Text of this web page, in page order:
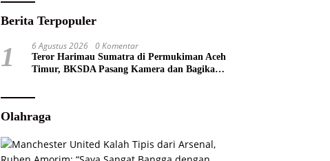
Berita Terpopuler
1 6 Agustus 2026 0 Komentar
Teror Harimau Sumatra di Permukiman Aceh
Timur, BKSDA Pasang Kamera dan Bagikan
Olahraga